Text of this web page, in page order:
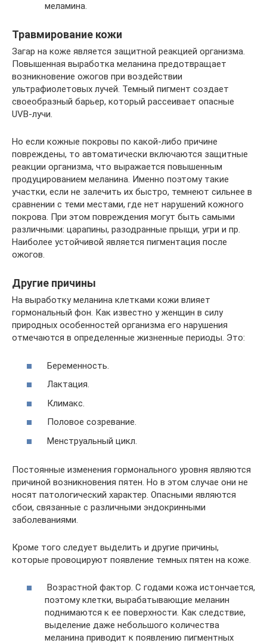
меламина.
Травмирование кожи
Загар на коже является защитной реакцией организма.
Повышенная выработка меланина предотвращает
возникновение ожогов при воздействии
ультрафиолетовых лучей. Темный пигмент создает
своеобразный барьер, который рассеивает опасные
UVB-лучи.
Но если кожные покровы по какой-либо причине
повреждены, то автоматически включаются защитные
реакции организма, что выражается повышенным
продуцированием меланина. Именно поэтому такие
участки, если не залечить их быстро, темнеют сильнее в
сравнении с теми местами, где нет нарушений кожного
покрова. При этом повреждения могут быть самыми
различными: царапины, разодранные прыщи, угри и пр.
Наиболее устойчивой является пигментация после
ожогов.
Другие причины
На выработку меланина клетками кожи влияет
гормональный фон. Как известно у женщин в силу
природных особенностей организма его нарушения
отмечаются в определенные жизненные периоды. Это:
Беременность.
Лактация.
Климакс.
Половое созревание.
Менструальный цикл.
Постоянные изменения гормонального уровня являются
причиной возникновения пятен. Но в этом случае они не
носят патологический характер. Опасными являются
сбои, связанные с различными эндокринными
заболеваниями.
Кроме того следует выделить и другие причины,
которые провоцируют появление темных пятен на коже.
Возрастной фактор. С годами кожа истончается,
поэтому клетки, вырабатывающие меланин
поднимаются к ее поверхности. Как следствие,
выделение даже небольшого количества
меланина приводит к появлению пигментных